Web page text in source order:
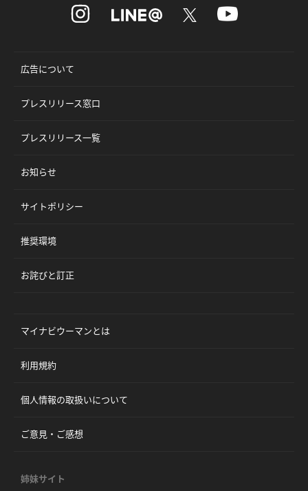
広告について
プレスリリース窓口
プレスリリース一覧
お知らせ
サイトポリシー
推奨環境
お詫びと訂正
マイナビウーマンとは
利用規約
個人情報の取扱いについて
ご意見・ご感想
姉妹サイト